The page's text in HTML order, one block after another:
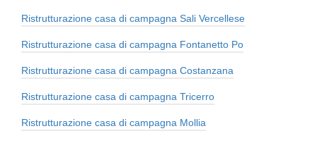
Ristrutturazione casa di campagna Sali Vercellese
Ristrutturazione casa di campagna Fontanetto Po
Ristrutturazione casa di campagna Costanzana
Ristrutturazione casa di campagna Tricerro
Ristrutturazione casa di campagna Mollia